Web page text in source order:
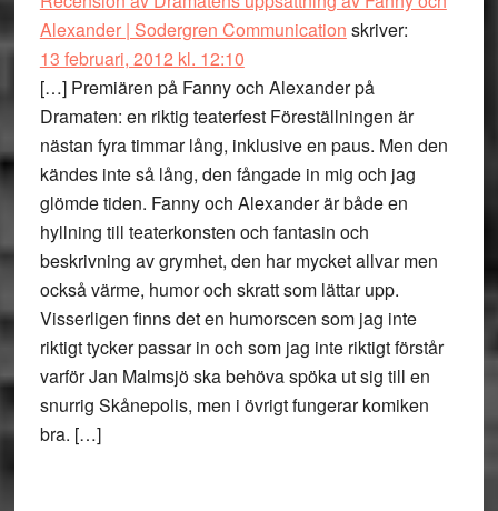
Alexander | Sodergren Communication skriver:
13 februari, 2012 kl. 12:10
[…] Premiären på Fanny och Alexander på
Dramaten: en riktig teaterfest Föreställningen är
nästan fyra timmar lång, inklusive en paus. Men den
kändes inte så lång, den fångade in mig och jag
glömde tiden. Fanny och Alexander är både en
hyllning till teaterkonsten och fantasin och
beskrivning av grymhet, den har mycket allvar men
också värme, humor och skratt som lättar upp.
Visserligen finns det en humorscen som jag inte
riktigt tycker passar in och som jag inte riktigt förstår
varför Jan Malmsjö ska behöva spöka ut sig till en
snurrig Skånepolis, men i övrigt fungerar komiken
bra. […]